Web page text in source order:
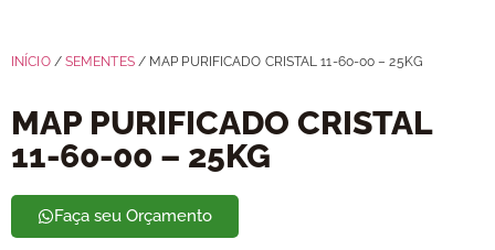
INÍCIO/ SEMENTES/ MAP PURIFICADO CRISTAL 11-60-00 – 25KG
MAP PURIFICADO CRISTAL
11-60-00 – 25KG
Faça seu Orçamento